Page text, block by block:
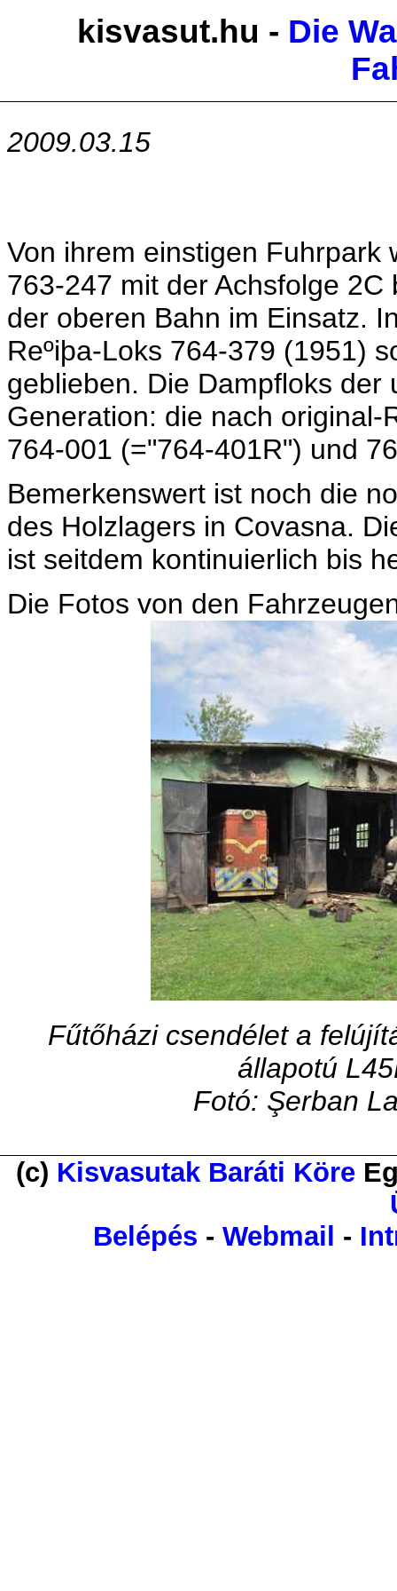
kisvasut.hu - Die
2009.03.15
Von ihrem einstigen Fuhrpark
763-247 mit der Achsfolge
der oberen Bahn im Einsatz.
Reºiþa-Loks 764-379 (1951)
geblieben. Die Dampfloks
Generation: die nach original-
764-001 (="764-401R") und
Bemerkenswert ist noch die
des Holzlagers in Covasna.
ist seitdem kontinuierlich bis
Die Fotos von den
Fűtőházi csendélet a
állapotú
Fotó: Şerban
(c) Kisvasutak Baráti Köre
Belépés - Webmail -